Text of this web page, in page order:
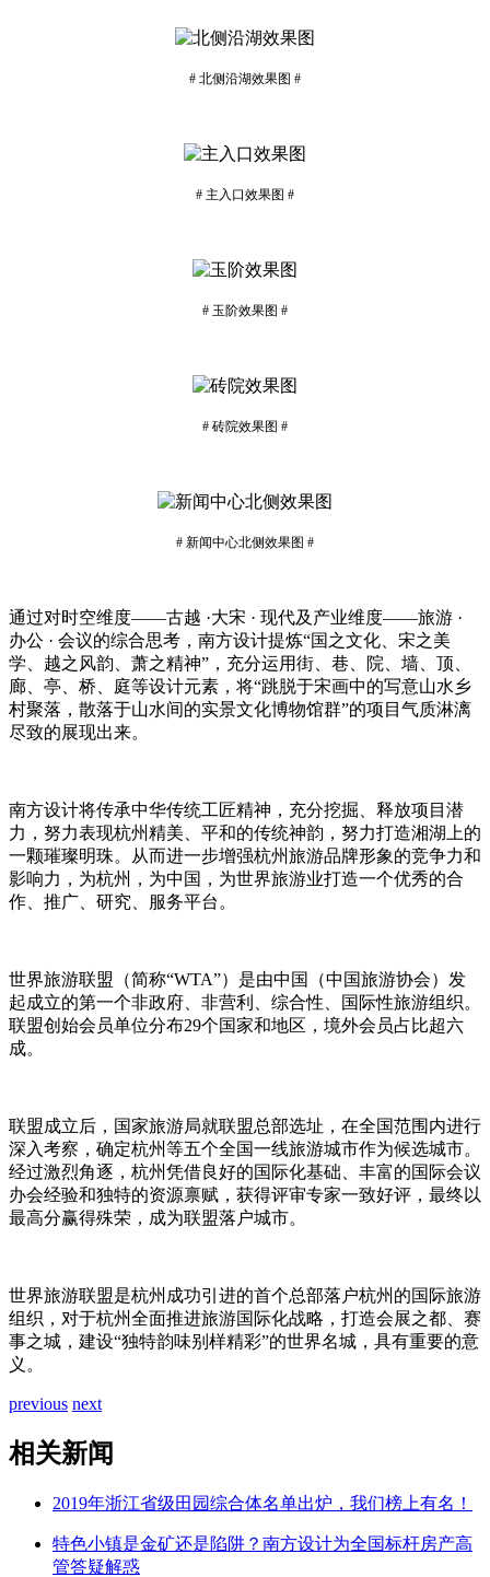
# 北侧沿湖效果图 #
# 主入口效果图 #
# 玉阶效果图 #
# 砖院效果图 #
# 新闻中心北侧效果图 #
通过对时空维度——古越 ·大宋 · 现代及产业维度——旅游 ·
办公 · 会议的综合思考，南方设计提炼“国之文化、宋之美
学、越之风韵、萧之精神”，充分运用街、巷、院、墙、顶、
廊、亭、桥、庭等设计元素，将“跳脱于宋画中的写意山水乡
村聚落，散落于山水间的实景文化博物馆群”的项目气质淋漓
尽致的展现出来。
南方设计将传承中华传统工匠精神，充分挖掘、释放项目潜
力，努力表现杭州精美、平和的传统神韵，努力打造湘湖上的
一颗璀璨明珠。从而进一步增强杭州旅游品牌形象的竞争力和
影响力，为杭州，为中国，为世界旅游业打造一个优秀的合
作、推广、研究、服务平台。
世界旅游联盟（简称“WTA”）是由中国（中国旅游协会）发
起成立的第一个非政府、非营利、综合性、国际性旅游组织。
联盟创始会员单位分布29个国家和地区，境外会员占比超六
成。
联盟成立后，国家旅游局就联盟总部选址，在全国范围内进行
深入考察，确定杭州等五个全国一线旅游城市作为候选城市。
经过激烈角逐，杭州凭借良好的国际化基础、丰富的国际会议
办会经验和独特的资源禀赋，获得评审专家一致好评，最终以
最高分赢得殊荣，成为联盟落户城市。
世界旅游联盟是杭州成功引进的首个总部落户杭州的国际旅游
组织，对于杭州全面推进旅游国际化战略，打造会展之都、赛
事之城，建设“独特韵味别样精彩”的世界名城，具有重要的意
义。
previous next
相关新闻
2019年浙江省级田园综合体名单出炉，我们榜上有名！
特色小镇是金矿还是陷阱？南方设计为全国标杆房产高
管答疑解惑